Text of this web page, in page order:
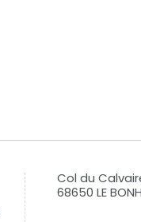
Col du
68650 LE